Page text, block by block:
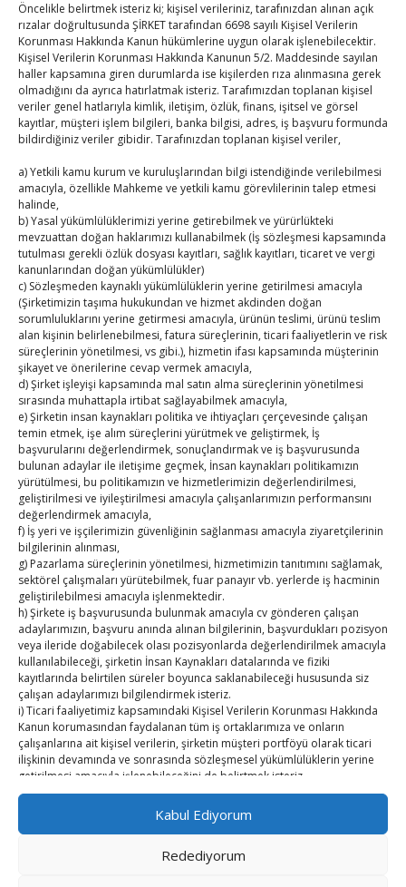
Öncelikle belirtmek isteriz ki; kişisel verileriniz, tarafınızdan alınan açık
rızalar doğrultusunda ŞİRKET tarafından 6698 sayılı Kişisel Verilerin
Korunması Hakkında Kanun hükümlerine uygun olarak işlenebilecektir.
Kişisel Verilerin Korunması Hakkında Kanunun 5/2. Maddesinde sayılan
haller kapsamına giren durumlarda ise kişilerden rıza alınmasına gerek
olmadığını da ayrıca hatırlatmak isteriz. Tarafımızdan toplanan kişisel
veriler genel hatlarıyla kimlik, iletişim, özlük, finans, işitsel ve görsel
kayıtlar, müşteri işlem bilgileri, banka bilgisi, adres, iş başvuru formunda
bildirdiğiniz veriler gibidir. Tarafınızdan toplanan kişisel veriler,
a) Yetkili kamu kurum ve kuruluşlarından bilgi istendiğinde verilebilmesi
amacıyla, özellikle Mahkeme ve yetkili kamu görevlilerinin talep etmesi
halinde,
b) Yasal yükümlülüklerimizi yerine getirebilmek ve yürürlükteki
mevzuattan doğan haklarımızı kullanabilmek (İş sözleşmesi kapsamında
tutulması gerekli özlük dosyası kayıtları, sağlık kayıtları, ticaret ve vergi
kanunlarından doğan yükümlülükler)
c) Sözleşmeden kaynaklı yükümlülüklerin yerine getirilmesi amacıyla
(Şirketimizin taşıma hukukundan ve hizmet akdinden doğan
sorumluluklarını yerine getirmesi amacıyla, ürünün teslimi, ürünü teslim
alan kişinin belirlenebilmesi, fatura süreçlerinin, ticari faaliyetlerin ve risk
süreçlerinin yönetilmesi, vs gibi.), hizmetin ifası kapsamında müşterinin
şikayet ve önerilerine cevap vermek amacıyla,
d) Şirket işleyişi kapsamında mal satın alma süreçlerinin yönetilmesi
sırasında muhattapla irtibat sağlayabilmek amacıyla,
e) Şirketin insan kaynakları politika ve ihtiyaçları çerçevesinde çalışan
temin etmek, işe alım süreçlerini yürütmek ve geliştirmek, İş
başvurularını değerlendirmek, sonuçlandırmak ve iş başvurusunda
bulunan adaylar ile iletişime geçmek, İnsan kaynakları politikamızın
yürütülmesi, bu politikamızın ve hizmetlerimizin değerlendirilmesi,
geliştirilmesi ve iyileştirilmesi amacıyla çalışanlarımızın performansını
değerlendirmek amacıyla,
f) İş yeri ve işçilerimizin güvenliğinin sağlanması amacıyla ziyaretçilerinin
bilgilerinin alınması,
g) Pazarlama süreçlerinin yönetilmesi, hizmetimizin tanıtımını sağlamak,
sektörel çalışmaları yürütebilmek, fuar panayır vb. yerlerde iş hacminin
geliştirilebilmesi amacıyla işlenmektedir.
h) Şirkete iş başvurusunda bulunmak amacıyla cv gönderen çalışan
adaylarımızın, başvuru anında alınan bilgilerinin, başvurdukları pozisyon
veya ileride doğabilecek olası pozisyonlarda değerlendirilmek amacıyla
kullanılabileceği, şirketin İnsan Kaynakları datalarında ve fiziki
kayıtlarında belirtilen süreler boyunca saklanabileceği hususunda siz
çalışan adaylarımızı bilgilendirmek isteriz.
i) Ticari faaliyetimiz kapsamındaki Kişisel Verilerin Korunması Hakkında
Kanun korumasından faydalanan tüm iş ortaklarımıza ve onların
çalışanlarına ait kişisel verilerin, şirketin müşteri portföyü olarak ticari
ilişkinin devamında ve sonrasında sözleşmesel yükümlülüklerin yerine
getirilmesi amacıyla işlenebileceğini de belirtmek isteriz.
2. Kişisel Verilerinizin kimlere hangi amaçla aktarılacağını açıklamak
Kişiler ile açık rızanız olmadan paylaşmamaktayız.
Kabul Ediyorum
Redediyorum
Hisarcıklıoğlu Muğla Ticaret Borsası’nı ziyaret etti
By TUTSOon Ağu 1, 2026
Ağustos 2026
P
S Ç P C C
P
1
2
3
4 5 6 7 8
9
10
13
17
18 19 20 21 22
23
24
25 26 27 28 29
30
31
« Tem
E-BÜLTEN
Kasaba Ekonomi Dergisi
TOBB HABER
TUTSO İktisadi Durum Raporu
Kahramanmaraş Ticaret ve Sanayi Odası’nın yeni
binası hizmete açıldı
Diren ailesine taziye ziyareti
Hisarcıklıoğlu, Ardahan Üniversitesi Rektörü Prof. Dr.
Emiroğlu’nu kabul etti
Hisarcıklıoğlu Muğla İl/İlçe Oda / Borsa Meclis Üyeleri
ile buluştu
Hisarcıklıoğlu Muğla Ticaret Borsası’nı ziyaret etti